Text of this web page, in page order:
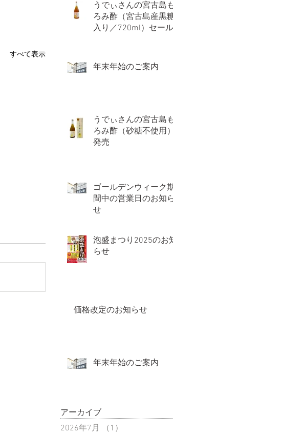
すべて表示
うでぃさんの宮古島も
ろみ酢（宮古島産黒糖
入り／720ml）セール
年末年始のご案内
うでぃさんの宮古島も
ろみ酢（砂糖不使用）
発売
ゴールデンウィーク期
間中の営業日のお知ら
せ
泡盛まつり2025のお知
らせ
価格改定のお知らせ
年末年始のご案内
アーカイブ
2026年7月 （1）